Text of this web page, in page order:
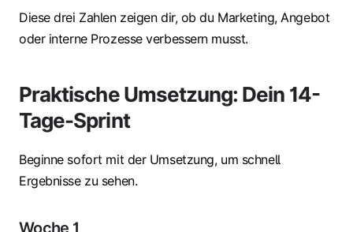
Diese drei Zahlen zeigen dir, ob du Marketing, Angebot
oder interne Prozesse verbessern musst.
Praktische Umsetzung: Dein 14-
Tage-Sprint
Beginne sofort mit der Umsetzung, um schnell
Ergebnisse zu sehen.